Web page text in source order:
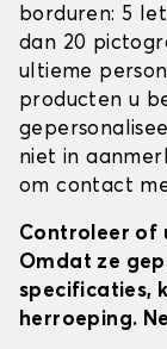
borduren: 5
dan 20
ultieme
producten u
niet in
om contact
Controleer of
Omdat ze
specificaties,
herroeping.